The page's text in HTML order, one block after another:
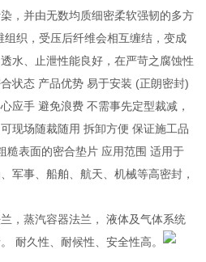
，并由无数均质细密柔软强韧的多方
织，受压后纤维会相互缠结，变成
水、止泄性能良好，在严苛之腐蚀性
状态 产品优势 易于安装 (正朗密封)
应手 避免浪费 不需事先定型裁减，
现场随裁随用 拆卸方便 保证施工品
糙表面的密合垫片 应用范围 适用于
军事、船舶、航天、机械等高密封，
，蒸汽容器法兰， 液体及气体系统
耐久性、耐候性、安全性高。